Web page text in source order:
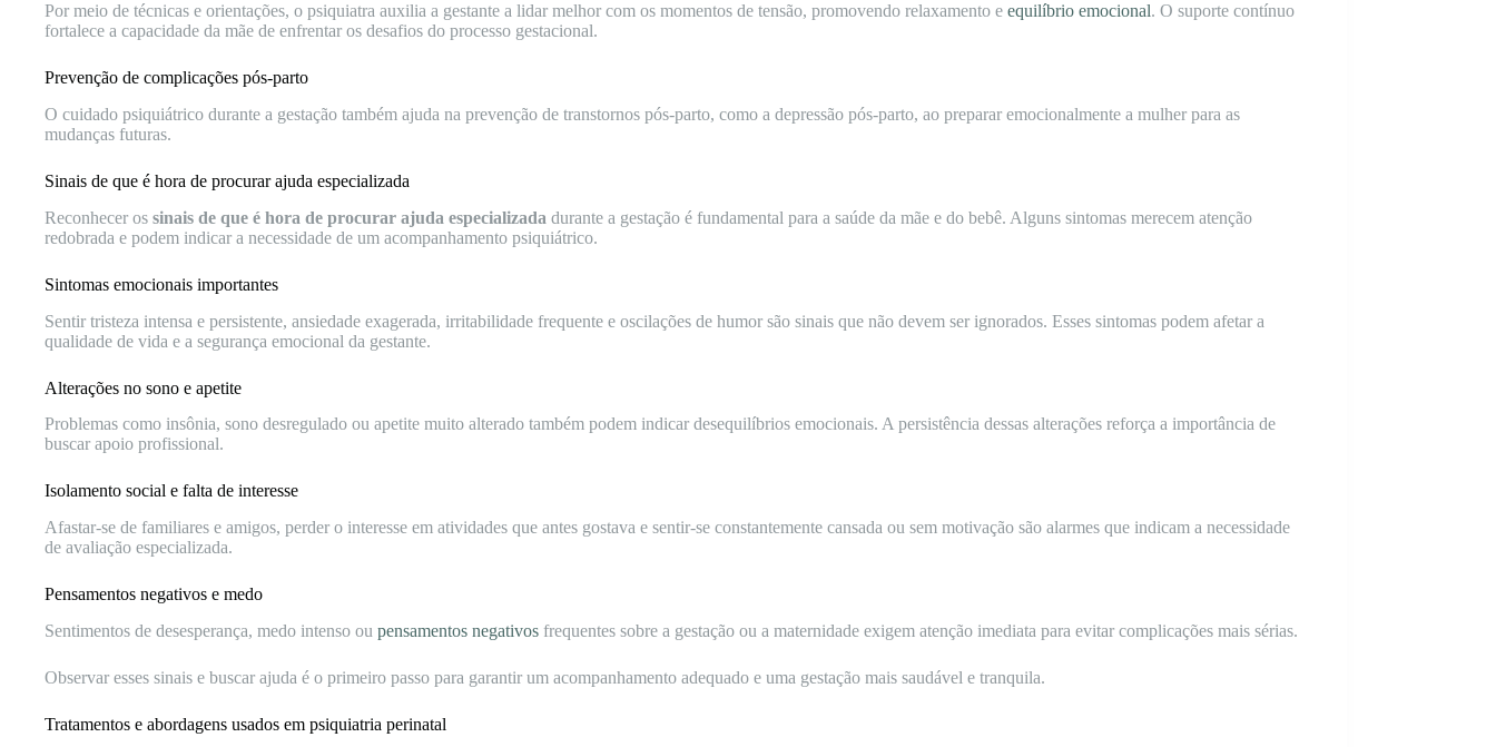
Por meio de técnicas e orientações, o psiquiatra auxilia a gestante a lidar melhor com os momentos de tensão, promovendo relaxamento e equilíbrio emocional. O suporte contínuo
fortalece a capacidade da mãe de enfrentar os desafios do processo gestacional.
Prevenção de complicações pós-parto
O cuidado psiquiátrico durante a gestação também ajuda na prevenção de transtornos pós-parto, como a depressão pós-parto, ao preparar emocionalmente a mulher para as
mudanças futuras.
Sinais de que é hora de procurar ajuda especializada
Reconhecer os sinais de que é hora de procurar ajuda especializada durante a gestação é fundamental para a saúde da mãe e do bebê. Alguns sintomas merecem atenção
redobrada e podem indicar a necessidade de um acompanhamento psiquiátrico.
Sintomas emocionais importantes
Sentir tristeza intensa e persistente, ansiedade exagerada, irritabilidade frequente e oscilações de humor são sinais que não devem ser ignorados. Esses sintomas podem afetar a
qualidade de vida e a segurança emocional da gestante.
Alterações no sono e apetite
Problemas como insônia, sono desregulado ou apetite muito alterado também podem indicar desequilíbrios emocionais. A persistência dessas alterações reforça a importância de
buscar apoio profissional.
Isolamento social e falta de interesse
Afastar-se de familiares e amigos, perder o interesse em atividades que antes gostava e sentir-se constantemente cansada ou sem motivação são alarmes que indicam a necessidade
de avaliação especializada.
Pensamentos negativos e medo
Sentimentos de desesperança, medo intenso ou pensamentos negativos frequentes sobre a gestação ou a maternidade exigem atenção imediata para evitar complicações mais sérias.
Observar esses sinais e buscar ajuda é o primeiro passo para garantir um acompanhamento adequado e uma gestação mais saudável e tranquila.
Tratamentos e abordagens usados em psiquiatria perinatal